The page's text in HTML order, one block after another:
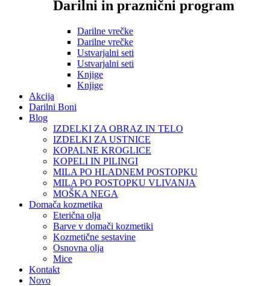
Darilni in praznični program
Darilne vrečke
Darilne vrečke
Ustvarjalni seti
Ustvarjalni seti
Knjige
Knjige
Akcija
Darilni Boni
Blog
IZDELKI ZA OBRAZ IN TELO
IZDELKI ZA USTNICE
KOPALNE KROGLICE
KOPELI IN PILINGI
MILA PO HLADNEM POSTOPKU
MILA PO POSTOPKU VLIVANJA
MOŠKA NEGA
Domača kozmetika
Eterična olja
Barve v domači kozmetiki
Kozmetične sestavine
Osnovna olja
Mice
Kontakt
Novo